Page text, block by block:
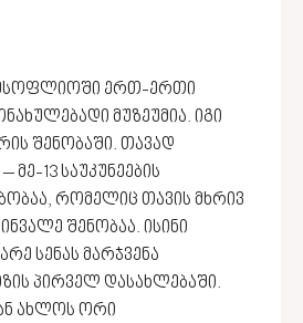
მსოფლიოში ერთ-ერთი
მუზეუმია. იგი
შენობაში. თავად
მე-13 საუკუნეების
რომელიც თავის მხრივ
შენობაა. ისინი
სენას მარჯვენა
პირველ დასახლებაში.
ახლოს ორი